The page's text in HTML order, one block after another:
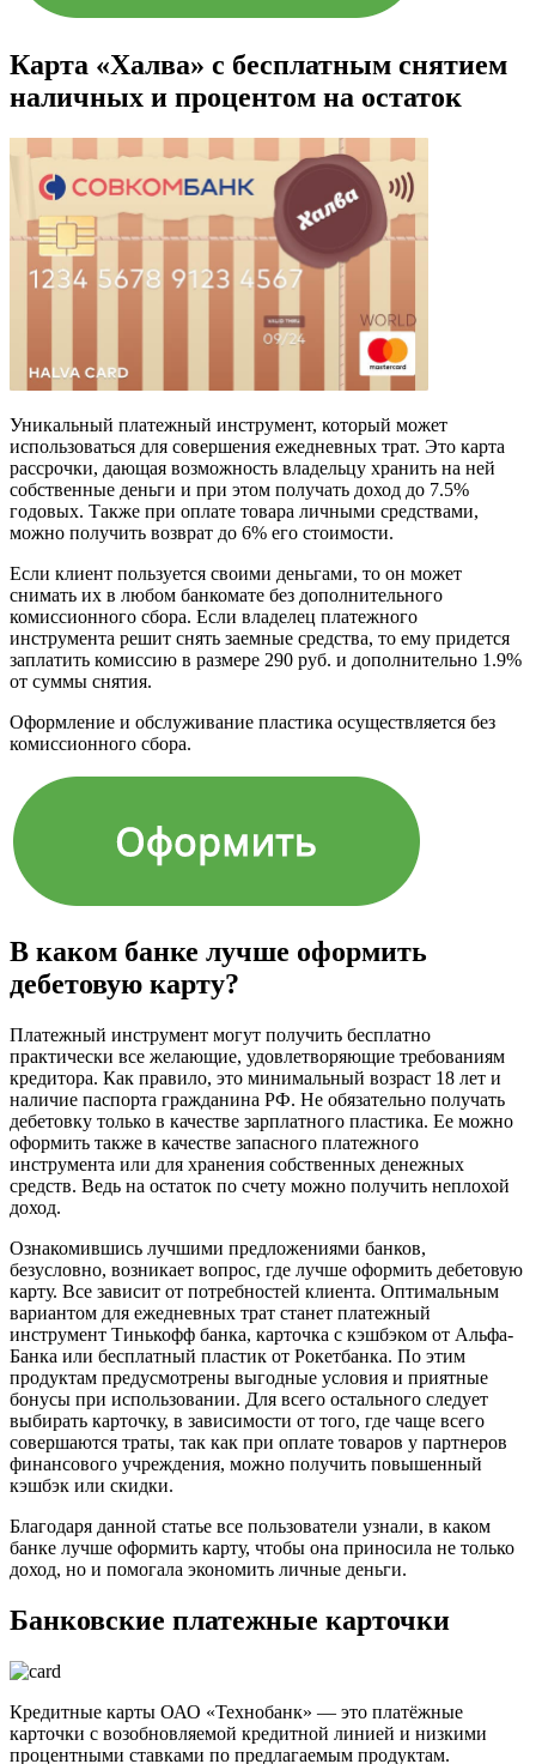
Карта «Халва» с бесплатным снятием
наличных и процентом на остаток
Уникальный платежный инструмент, который может
использоваться для совершения ежедневных трат. Это карта
рассрочки, дающая возможность владельцу хранить на ней
собственные деньги и при этом получать доход до 7.5%
годовых. Также при оплате товара личными средствами,
можно получить возврат до 6% его стоимости.
Если клиент пользуется своими деньгами, то он может
снимать их в любом банкомате без дополнительного
комиссионного сбора. Если владелец платежного
инструмента решит снять заемные средства, то ему придется
заплатить комиссию в размере 290 руб. и дополнительно 1.9%
от суммы снятия.
Оформление и обслуживание пластика осуществляется без
комиссионного сбора.
В каком банке лучше оформить
дебетовую карту?
Платежный инструмент могут получить бесплатно
практически все желающие, удовлетворяющие требованиям
кредитора. Как правило, это минимальный возраст 18 лет и
наличие паспорта гражданина РФ. Не обязательно получать
дебетовку только в качестве зарплатного пластика. Ее можно
оформить также в качестве запасного платежного
инструмента или для хранения собственных денежных
средств. Ведь на остаток по счету можно получить неплохой
доход.
Ознакомившись лучшими предложениями банков,
безусловно, возникает вопрос, где лучше оформить дебетовую
карту. Все зависит от потребностей клиента. Оптимальным
вариантом для ежедневных трат станет платежный
инструмент Тинькофф банка, карточка с кэшбэком от Альфа-
Банка или бесплатный пластик от Рокетбанка. По этим
продуктам предусмотрены выгодные условия и приятные
бонусы при использовании. Для всего остального следует
выбирать карточку, в зависимости от того, где чаще всего
совершаются траты, так как при оплате товаров у партнеров
финансового учреждения, можно получить повышенный
кэшбэк или скидки.
Благодаря данной статье все пользователи узнали, в каком
банке лучше оформить карту, чтобы она приносила не только
доход, но и помогала экономить личные деньги.
Банковские платежные карточки
Кредитные карты ОАО «Технобанк» — это платёжные
карточки с возобновляемой кредитной линией и низкими
процентными ставками по предлагаемым продуктам.